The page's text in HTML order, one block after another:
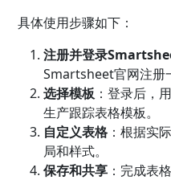
具体使用步骤如下：
注册并登录
Smartsheet官网注册
选择模板 ：登录后，
生产跟踪表格模板。
自定义表格 ：根据实
局和样式。
保存和共享 ：完成表